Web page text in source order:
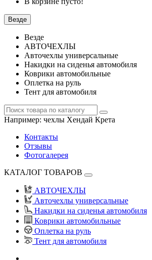
Везде
Везде
АВТОЧЕХЛЫ
Авточехлы универсальные
Накидки на сиденья автомобиля
Коврики автомобильные
Оплетка на руль
Тент для автомобиля
Например: чехлы Хендай Крета
Контакты
Отзывы
Фотогалерея
КАТАЛОГ ТОВАРОВ
АВТОЧЕХЛЫ
Авточехлы универсальные
Накидки на сиденья автомобиля
Коврики автомобильные
Оплетка на руль
Тент для автомобиля